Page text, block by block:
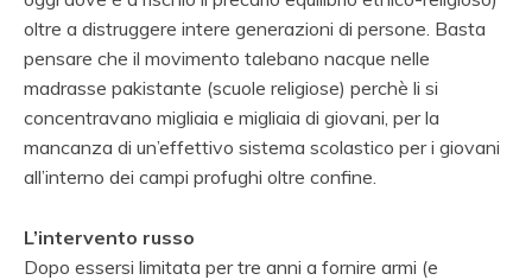
oltre a distruggere intere generazioni di persone. Basta
pensare che il movimento talebano nacque nelle
madrasse pakistante (scuole religiose) perchè li si
concentravano migliaia e migliaia di giovani, per la
mancanza di un’effettivo sistema scolastico per i giovani
all’interno dei campi profughi oltre confine.
L’intervento russo
Dopo essersi limitata per tre anni a fornire armi (e